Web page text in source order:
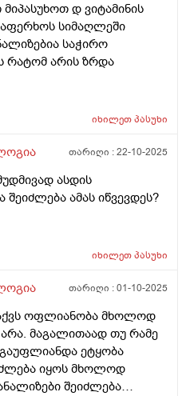
მქონდეს 6? გადავიმეორო
ფონზე შესაძლოა
ზოგჯერ ვფიქრობ თავიდან
სახელ
არის საჭირო რაც 10
არ იყო საჭირო
დ ვიტამინის
სიმაღლეში
საჭირო
რატომ არის ზრდა
იხილეთპასუხი
თარიღი :22-10-2025
ასდის
ამას იწვევდეს?
იხილეთპასუხი
თარიღი :01-10-2025
ოფლიანობა მხოლოდ
მაგალითაად თუ რამე
ეტყობა
იყოს მხოლოდ
შეიძლება